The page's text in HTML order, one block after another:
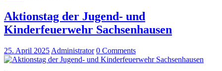
Aktionstag der Jugend- und
Kinderfeuerwehr Sachsenhausen
25. April 2025 Administrator 0 Comments